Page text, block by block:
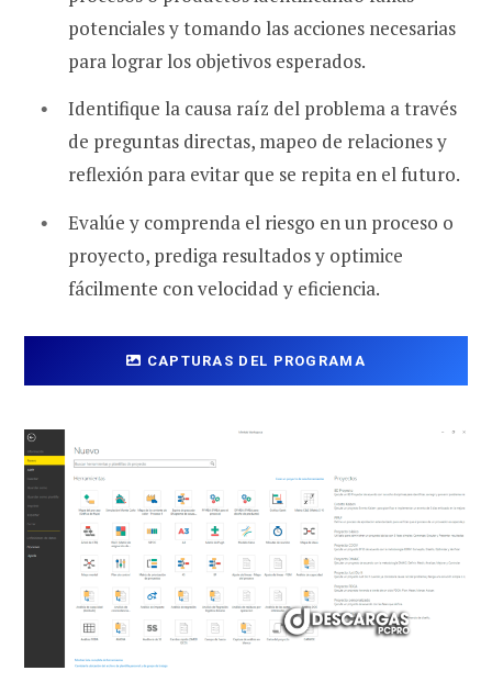
potenciales y tomando las acciones necesarias
para lograr los objetivos esperados.
Identifique la causa raíz del problema a través
de preguntas directas, mapeo de relaciones y
reflexión para evitar que se repita en el futuro.
Evalúe y comprenda el riesgo en un proceso o
proyecto, prediga resultados y optimice
fácilmente con velocidad y eficiencia.
CAPTURAS DEL PROGRAMA